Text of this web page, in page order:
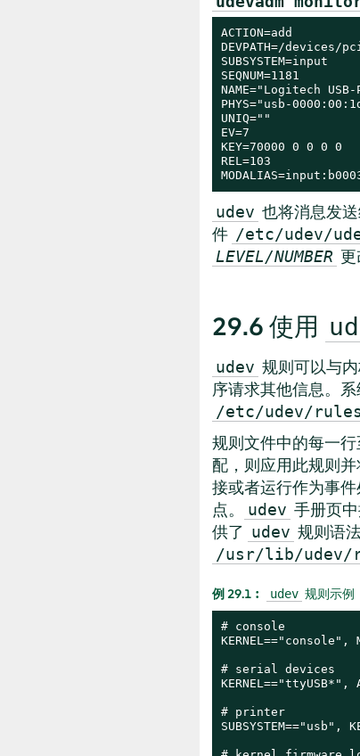
ACTION=add
DEVPATH=/
SUBSYSTEM=input
SEQNUM=1181
NAME="Logitech
PHYS="usb-
UNIQ=""
EV=7
KEY=70000 0 0 0 0
REL=103
udev 也将消息发
件 /etc/udev/
LEVEL/NUMBER
29.6 使用
udev 规则可以与
序请求其他信息。
/etc/udev/
规则文件中的每一
配，则应用此规则
接或者运行作为事
点。
udev 手册页
供了 udev 规则语
/usr/lib/udev/
例 29.1︰ udev 规则示例
# console
KERNEL=="console",
# serial devices
# printer
SUBSYSTEM=="usb",